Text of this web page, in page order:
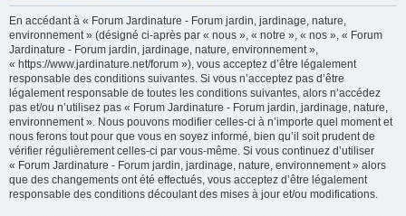
En accédant à « Forum Jardinature - Forum jardin, jardinage, nature,
environnement » (désigné ci-après par « nous », « notre », « nos », « Forum
Jardinature - Forum jardin, jardinage, nature, environnement »,
« https://www.jardinature.net/forum »), vous acceptez d’être légalement
responsable des conditions suivantes. Si vous n’acceptez pas d’être
légalement responsable de toutes les conditions suivantes, alors n’accédez
pas et/ou n’utilisez pas « Forum Jardinature - Forum jardin, jardinage, nature,
environnement ». Nous pouvons modifier celles-ci à n’importe quel moment et
nous ferons tout pour que vous en soyez informé, bien qu’il soit prudent de
vérifier régulièrement celles-ci par vous-même. Si vous continuez d’utiliser
« Forum Jardinature - Forum jardin, jardinage, nature, environnement » alors
que des changements ont été effectués, vous acceptez d’être légalement
responsable des conditions découlant des mises à jour et/ou modifications.